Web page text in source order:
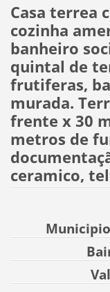
Casa terrea
cozinha
banheiro
quintal de
frutiferas,
murada.
frente x 30
metros de
ceramico,